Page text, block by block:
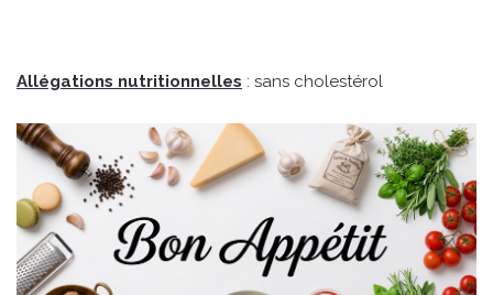
Allégations nutritionnelles : sans cholestérol